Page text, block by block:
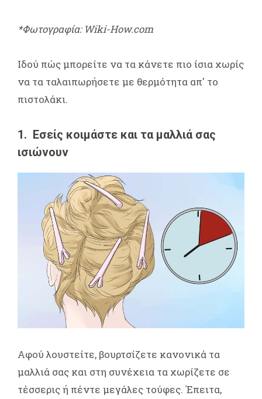
*Φωτογραφία: Wiki-How.com
Ιδού πώς μπορείτε να τα κάνετε πιο ίσια χωρίς
να τα ταλαιπωρήσετε με θερμότητα απ' το
πιστολάκι.
1. Εσείς κοιμάστε και τα μαλλιά σας
ισιώνουν
Αφού λουστείτε, βουρτσίζετε κανονικά τα
μαλλιά σας και στη συνέχεια τα χωρίζετε σε
τέσσερις ή πέντε μεγάλες τούφες. Έπειτα,